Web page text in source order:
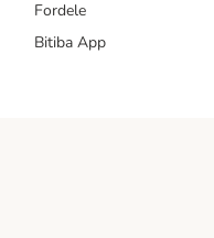
Fordele
Bitiba App